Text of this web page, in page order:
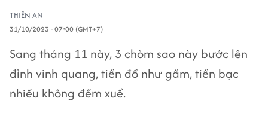
THIÊN AN
31/10/2023 - 07:00 (GMT+7)
Sang tháng 11 này, 3 chòm sao này bước lên
đỉnh vinh quang, tiền đồ như gấm, tiền bạc
nhiều không đếm xuể.